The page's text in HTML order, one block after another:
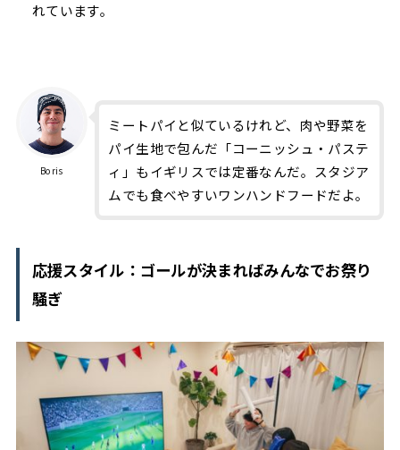
れています。
Boris
ミートパイと似ているけれど、肉や野菜を
パイ生地で包んだ「コーニッシュ・パステ
ィ」もイギリスでは定番なんだ。スタジア
ムでも食べやすいワンハンドフードだよ。
応援スタイル：ゴールが決まればみんなでお祭り
騒ぎ